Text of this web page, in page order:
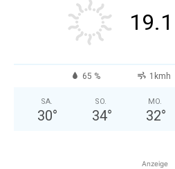
19.1
65 % 1kmh
SA.
30°
SO.
34°
MO.
32°
Anzeige